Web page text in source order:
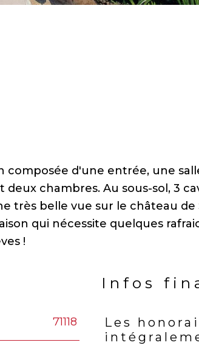
d'une entrée, une
chambres. Au sous-sol, 3
très belle vue sur le château de
qui nécessite quelques
71118
Infos
Caractéristiques
Les